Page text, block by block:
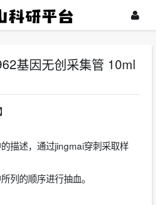
基因无创采集管 10ml
描述，通过jingmai穿刺采取样
列的顺序进行抽血。